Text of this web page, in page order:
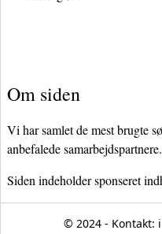
Om siden
Vi har samlet de mest brugte
anbefalede samarbejdspartnere.
Siden indeholder sponseret
© 2024 - Kontakt: